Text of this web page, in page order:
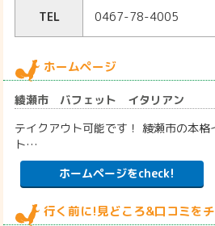
TEL 0467-78-4005
ホームページ
綾瀬市 バフェット イタリアン
テイクアウト可能です！ 綾瀬市の本格
ト…
ホームページをcheck!
行く前に!見どころ&口コミを